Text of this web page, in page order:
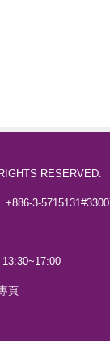
RESERVED.
+886-3-
頁